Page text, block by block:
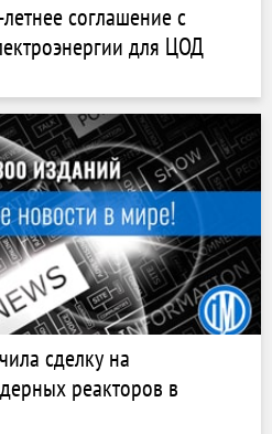
соглашение с
для ЦОД
сделку на
реакторов в